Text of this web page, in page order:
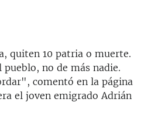
quiten 10 patria o muerte.
pueblo, no de más nadie.
comentó en la página
el joven emigrado Adrián